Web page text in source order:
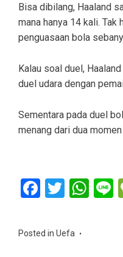
Bisa dibilang, Haaland
mana hanya 14 kali. Tak
penguasaan bola
Kalau soal duel,
duel udara dengan
Sementara pada duel
menang dari dua
F
ce
T
tt
W
Posted in Uefa